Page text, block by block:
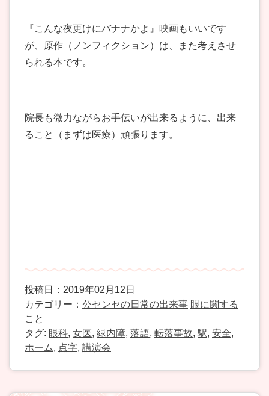
『こんな夜更けにバナナかよ』映画もいいです
が、原作（ノンフィクション）は、また考えさせ
られる本です。
院長も微力ながらお手伝いが出来るように、出来
ること（まずは医療）頑張ります。
投稿日：2019年02月12日
カテゴリー： 公センセの日常の出来事 眼に関する
こと
タグ: 眼科, 女医, 緑内障, 落語, 転落事故, 駅, 安全,
ホーム, 点字, 講演会